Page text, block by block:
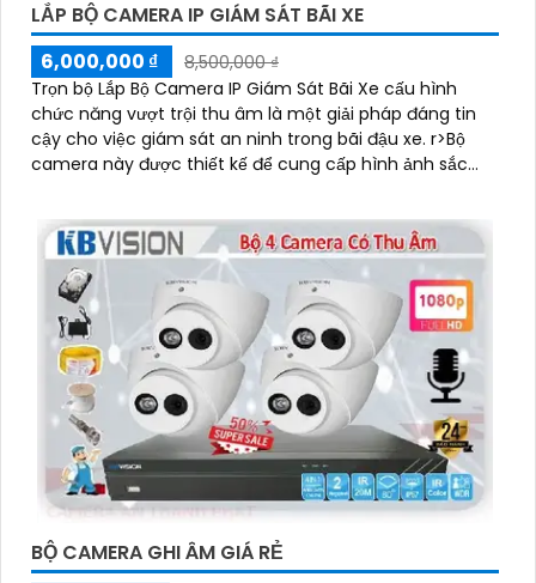
LẮP BỘ CAMERA IP GIÁM SÁT BÃI XE
6,000,000 ₫
8,500,000 ₫
Trọn bộ Lắp Bộ Camera IP Giám Sát Bãi Xe cấu hình
chức năng vượt trội thu âm là một giải pháp đáng tin
cậy cho việc giám sát an ninh trong bãi đậu xe. r>Bộ
camera này được thiết kế để cung cấp hình ảnh sắc
BỘ CAMERA GHI ÂM GIÁ RẺ